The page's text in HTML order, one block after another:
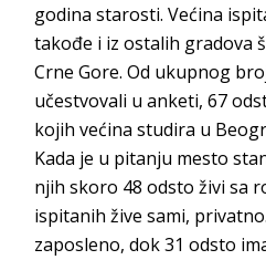
godina starosti. Većina
takođe i iz ostalih gradova
Crne Gore. Od ukupnog
učestvovali u anketi, 67
kojih većina studira u
Kada je u pitanju mesto
njih skoro 48 odsto živi sa
ispitanih žive sami,
zaposleno, dok 31 odsto